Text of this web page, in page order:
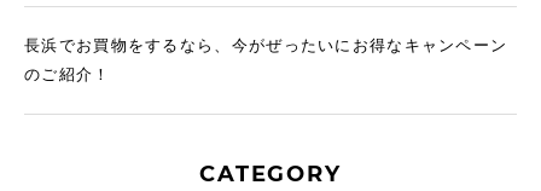
長浜でお買物をするなら、今がぜったいにお得なキャンペーン
のご紹介！
CATEGORY